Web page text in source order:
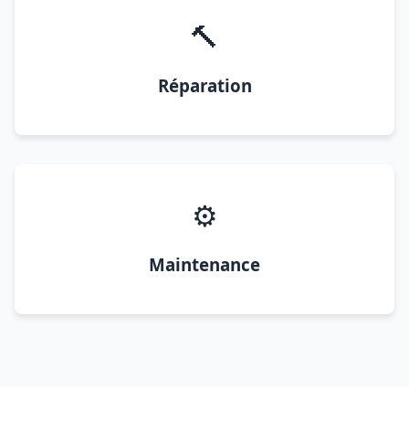
🔨
Réparation
⚙️
Maintenance